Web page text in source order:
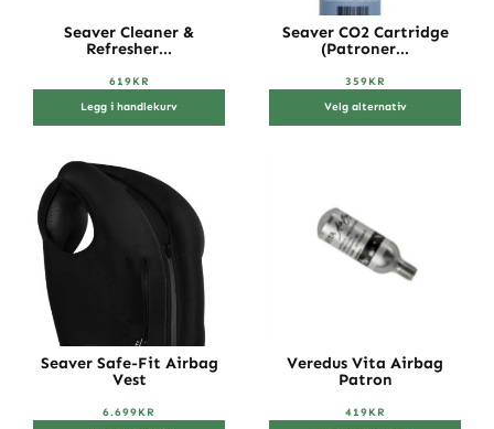
Seaver Cleaner &
Refresher...
619KR
Legg i handlekurv
Seaver CO2 Cartridge
(Patroner...
359KR
Velg alternativ
Seaver Safe-Fit Airbag
Vest
6.699KR
Veredus Vita Airbag
Patron
419KR